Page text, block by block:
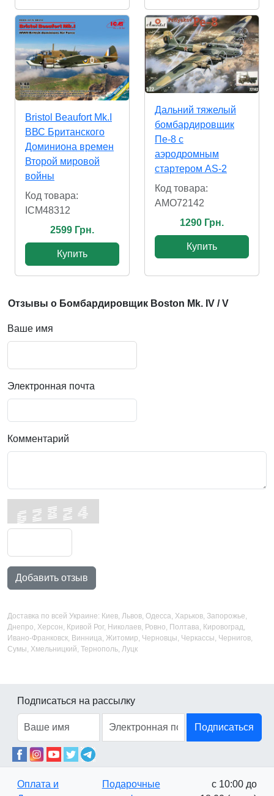
Bristol Beaufort Mk.I
ВВС Британского
Доминиона времен
Второй мировой
войны
Код товара:
ICM48312
2599 Грн.
Купить
Дальний тяжелый
бомбардировщик
Пе-8 с
аэродромным
стартером AS-2
Код товара:
AMO72142
1290 Грн.
Купить
Отзывы о Бомбардировщик Boston Mk. IV / V
Ваше имя
Электронная почта
Комментарий
Добавить отзыв
Доставка по всей Украине: Киев, Львов, Одесса, Харьков, Запорожье,
Днепро, Херсон, Кривой Рог, Николаев, Ровно, Полтава, Кировоград,
Ивано-Франковск, Винница, Житомир, Черновцы, Черкассы, Чернигов,
Сумы, Хмельницкий, Тернополь, Луцк
Подписаться на рассылку
Подписаться
Оплата и
Подарочные
с 10:00 до